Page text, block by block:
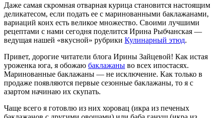
Даже самая скромная отварная курица становится настоящим
деликатесом, если подать ее с маринованными баклажанами,
вариаций коих есть великое множество. Своими лучшими
рецептами с нами сегодня поделится Ирина Рыбчанская —
ведущая нашей «вкусной» рубрики Кулинарный этюд.
Привет, дорогие читатели блога Ирины Зайцевой! Как истая
уроженка юга, я обожаю баклажаны во всех ипостасях.
Маринованные баклажаны — не исключение. Как только в
продаже появляются первые сезонные баклажаны, то я с
азартом начинаю их скупать.
Чаще всего я готовлю из них хоровац (икра из печеных